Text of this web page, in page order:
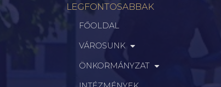
LEGFONTOSABBAK
FŐOLDAL
VÁROSUNK
ÖNKORMÁNYZAT